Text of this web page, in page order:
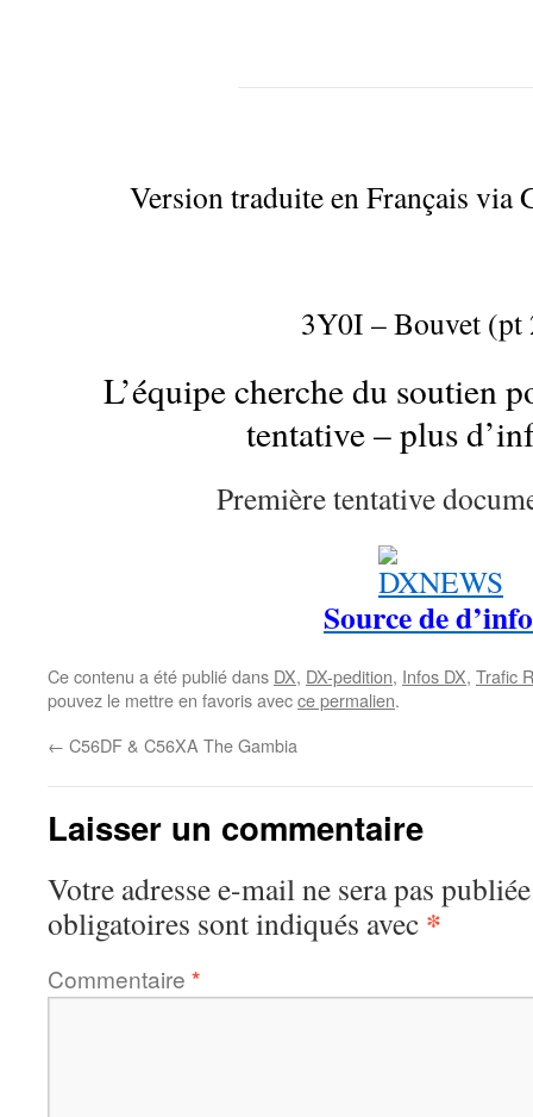
Version traduite en Français via
3Y0I – Bouvet (pt
L’équipe cherche du soutien
tentative – plus
Première tentative
Source de d’info
Ce contenu a été publié dans DX, DX-pedition, Infos DX, Trafic
pouvez le mettre en favoris avecce permalien.
← C56DF & C56XA The Gambia
Laisser un commentaire
Votre adresse e-mail ne sera pas
obligatoires sont indiqués avec *
Commentaire *